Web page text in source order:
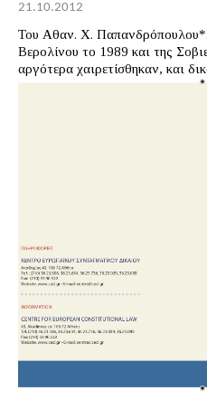
21.10.2012
Του Αθαν. Χ. Παπανδρόπουλου*. Η κατάρρευση του Τείχους του
Βερολίνου το 1989 και της
αργότερα χαιρετίσθηκαν, και